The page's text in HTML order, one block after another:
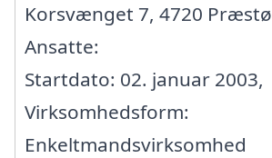
Korsvænget 7, 4720 Præstø
Ansatte:
Startdato: 02. januar 2003,
Virksomhedsform:
Enkeltmandsvirksomhed